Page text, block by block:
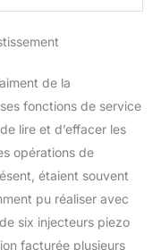
de la
fonctions de service
lire et d’effacer les
opérations de
étaient souvent
pu réaliser avec
six injecteurs piezo
facturée plusieurs